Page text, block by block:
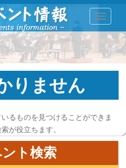
りません
るものを見つけることができま
が役立ちます。
ト検索